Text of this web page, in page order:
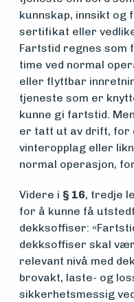
Vern,
vedlikehold
og drift
Om
foreningen
Aktuelt
kunnskap, innsikt
sertifikat eller
Fartstid regnes som
time ved normal
eller flyttbar
tjeneste som er
kunne gi fartstid.
er tatt ut av drift, for
vinteropplag eller
normal operasjon,
Videre i § 16, tredje
for å kunne få
dekksoffiser:
dekksoffiser skal
relevant nivå med
brovakt, laste- og
sikkerhetsmessig